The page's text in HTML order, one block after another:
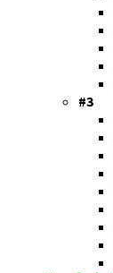
#3